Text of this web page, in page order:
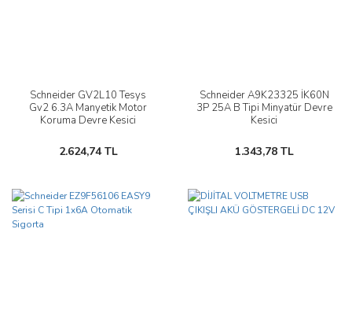
Schneider GV2L10 Tesys
Gv2 6.3A Manyetik Motor
Koruma Devre Kesici
2.624,74 TL
Schneider A9K23325 İK60N
3P 25A B Tipi Minyatür Devre
Kesici
1.343,78 TL